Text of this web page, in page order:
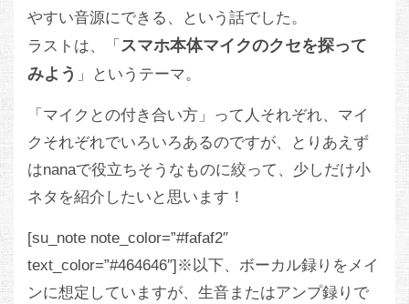
やすい音源にできる、という話でした。
ラストは、「 スマホ本体マイクのクセを探って
みよう 」というテーマ。
「マイクとの付き合い方」って人それぞれ、マイ
クそれぞれでいろいろあるのですが、とりあえず
はnanaで役立ちそうなものに絞って、少しだけ小
ネタを紹介したいと思います！
[su_note note_color=”#fafaf2″
text_color=”#464646″]※以下、ボーカル録りをメイ
ンに想定していますが、生音またはアンプ録りで